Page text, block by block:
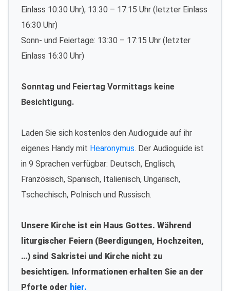
Einlass 10:30 Uhr), 13:30 – 17:15 Uhr (letzter Einlass
16:30 Uhr)
Sonn- und Feiertage: 13:30 – 17:15 Uhr (letzter
Einlass 16:30 Uhr)
Sonntag und Feiertag Vormittags keine
Besichtigung.
Laden Sie sich kostenlos den Audioguide auf ihr
eigenes Handy mit Hearonymus. Der Audioguide ist
in 9 Sprachen verfügbar: Deutsch, Englisch,
Französisch, Spanisch, Italienisch, Ungarisch,
Tschechisch, Polnisch und Russisch.
Unsere Kirche ist ein Haus Gottes. Während
liturgischer Feiern (Beerdigungen, Hochzeiten,
…) sind Sakristei und Kirche nicht zu
besichtigen. Informationen erhalten Sie an der
Pforte oder hier.